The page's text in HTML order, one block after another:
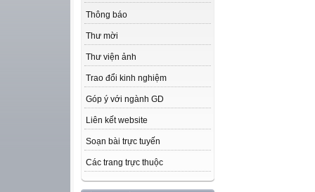
Thông báo
Thư mời
Thư viện ảnh
Trao đổi kinh nghiệm
Góp ý với ngành GD
Liên kết website
Soạn bài trực tuyến
Các trang trực thuộc